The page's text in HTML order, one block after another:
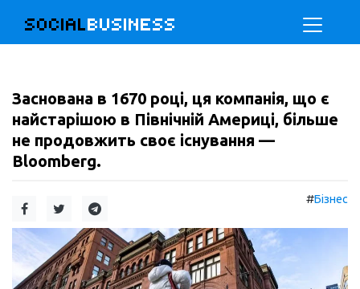
SOCIALBUSINESS
Заснована в 1670 році, ця компанія, що є
найстарішою в Північній Америці, більше
не продовжить своє існування —
Bloomberg.
#Бізнес